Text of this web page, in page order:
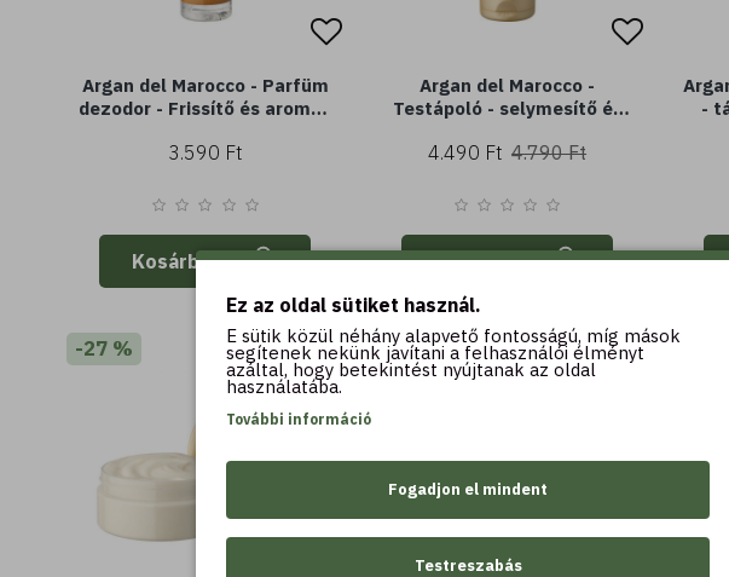
Argan del Marocco - Parfüm
dezodor - Frissítő és aromás
bőrtípusra
3.590 Ft
Kosárba
Argan del Marocco -
Testápoló - selymesítő és
ml) - normál vagy száraz
4.490 Ft 4.790 Ft
Kosárba
-
-27 % -33 %
Ez az oldal sütiket használ.
E sütik közül néhány alapvető fontosságú, míg mások
segítenek nekünk javítani a felhasználói élményt
azáltal, hogy betekintést nyújtanak az oldal
használatába.
További információ
Fogadjon el mindent
Testreszabás